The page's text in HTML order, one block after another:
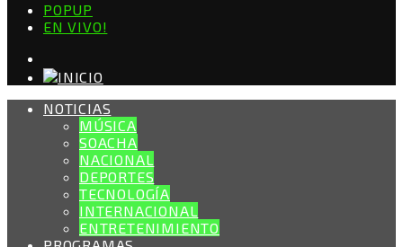
POPUP
EN VIVO!
NOTICIAS
MÚSICA
SOACHA
NACIONAL
DEPORTES
TECNOLOGÍA
INTERNACIONAL
ENTRETENIMIENTO